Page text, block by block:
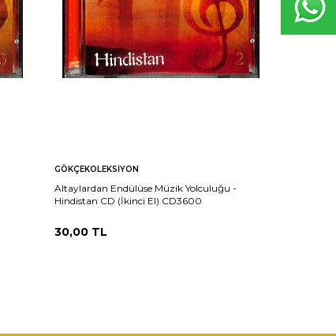
GÖKÇEKOLEKSIYON
Altaylardan Endülüse Müzik Yolculuğu -
Hindistan CD (İkinci El) CD3600
30,00 TL